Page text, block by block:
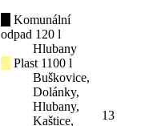
Komunální
odpad 120 l
Hlubany
Plast 1100 l
Buškovice,
Dolánky,
Hlubany,
Kaštice,
13